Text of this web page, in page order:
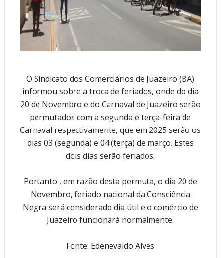
O Sindicato dos Comerciários de Juazeiro (BA)
informou sobre a troca de feriados, onde do dia
20 de Novembro e do Carnaval de Juazeiro serão
permutados com a segunda e terça-feira de
Carnaval respectivamente, que em 2025 serão os
dias 03 (segunda) e 04 (terça) de março. Estes
dois dias serão feriados.
Portanto , em razão desta permuta, o dia 20 de
Novembro, feriado nacional da Consciência
Negra será considerado dia útil e o comércio de
Juazeiro funcionará normalmente.
Fonte: Edenevaldo Alves